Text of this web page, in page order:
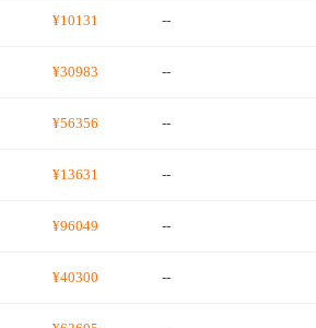
¥10131 --
¥30983 --
¥56356 --
¥13631 --
¥96049 --
¥40300 --